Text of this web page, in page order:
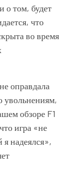
о том, будет
что
во время
оправдала
увольнениям,
обзоре F1
игра «не
надеялся»,